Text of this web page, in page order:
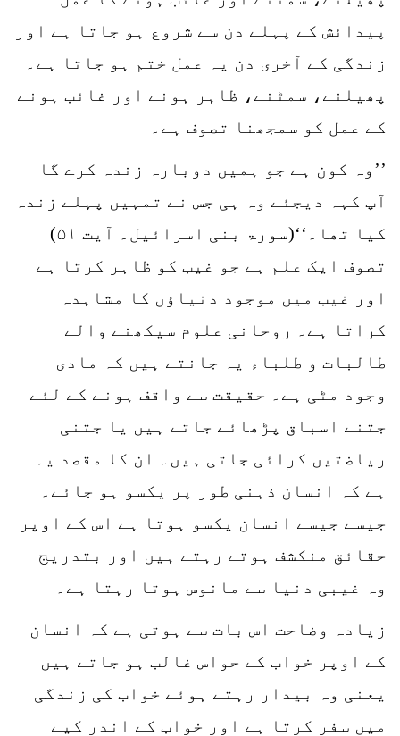
پیدائش کے پہلے دن سے شروع ہو جاتا ہے اور
زندگی کے آخری دن یہ عمل ختم ہو جاتا ہے۔
پھیلنے، سمٹنے، ظاہر ہونے اور غائب ہونے
کے عمل کو سمجھنا تصوف ہے۔
’’وہ کون ہے جو ہمیں دوبارہ زندہ کرے گا
آپ کہہ دیجئے وہ ہی جس نے تمہیں پہلے زندہ
کیا تھا۔‘‘(سورۃ بنی اسرائیل۔ آیت ۵۱)
تصوف ایک علم ہے جو غیب کو ظاہر کرتا ہے
اور غیب میں موجود دنیاؤں کا مشاہدہ
کراتا ہے۔ روحانی علوم سیکھنے والے
طالبات و طلباء یہ جانتے ہیں کہ مادی
وجود مٹی ہے۔ حقیقت سے واقف ہونے کے لئے
جتنے اسباق پڑھائے جاتے ہیں یا جتنی
ریاضتیں کرائی جاتی ہیں۔ ان کا مقصد یہ
ہے کہ انسان ذہنی طور پر یکسو ہو جائے۔
جیسے جیسے انسان یکسو ہوتا ہے اس کے اوپر
حقائق منکشف ہوتے رہتے ہیں اور بتدریج
وہ غیبی دنیا سے مانوس ہوتا رہتا ہے۔
زیادہ وضاحت اس بات سے ہوتی ہے کہ انسان
کے اوپر خواب کے حواس غالب ہو جاتے ہیں
یعنی وہ بیدار رہتے ہوئے خواب کی زندگی
میں سفر کرتا ہے اور خواب کے اندر کیے